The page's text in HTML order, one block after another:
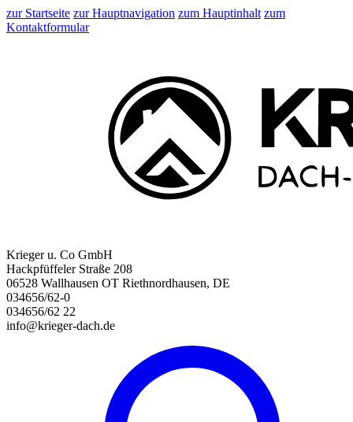
zur Startseite zur Hauptnavigation zum Hauptinhalt zum
Kontaktformular
Krieger u. Co GmbH
Hackpfüffeler Straße 208
06528 Wallhausen OT Riethnordhausen, DE
034656/62-0
034656/62 22
info@krieger-dach.de